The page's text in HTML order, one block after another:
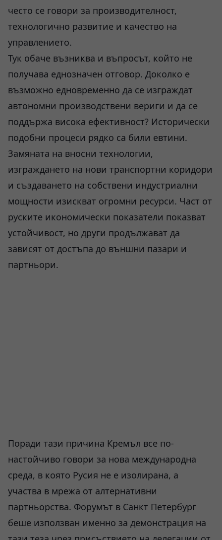
често се говори за производителност,
технологично развитие и качество на
управлението.
Тук обаче възниква и въпросът, който не
получава еднозначен отговор. Доколко е
възможно едновременно да се изграждат
автономни производствени вериги и да се
поддържа висока ефективност? Исторически
подобни процеси рядко са били евтини.
Замяната на вносни технологии,
изграждането на нови транспортни коридори
и създаването на собствени индустриални
мощности изискват огромни ресурси. Част от
руските икономически показатели показват
устойчивост, но други продължават да
зависят от достъпа до външни пазари и
партньори.
Поради тази причина Кремъл все по-
настойчиво говори за нова международна
среда, в която Русия не е изолирана, а
участва в мрежа от алтернативни
партньорства. Форумът в Санкт Петербург
беше използван именно за демонстрация на